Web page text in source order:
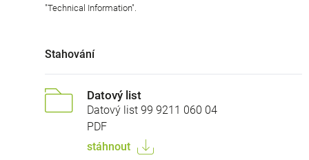
"Technical Information".
Stahování
Datový list
Datový list 99 9211 060 04
PDF
stáhnout